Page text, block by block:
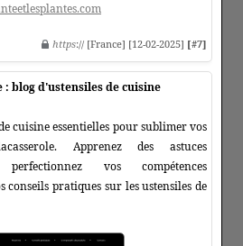
https:// [France] [12-02-2025] [#7]
: blog d'ustensiles de cuisine
cuisine essentielles pour sublimer vos
Apprenez des astuces
vos compétences
conseils pratiques sur les ustensiles de